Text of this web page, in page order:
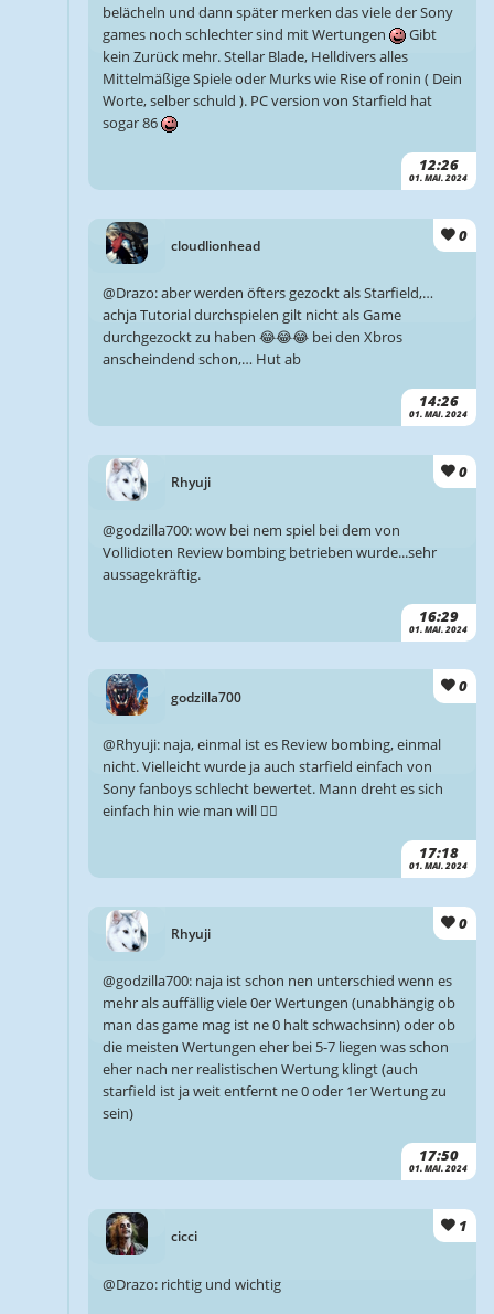
12:26
01. MAI. 2024
belächeln und dann später merken das viele der Sony
games noch schlechter sind mit Wertungen
Gibt
kein Zurück mehr. Stellar Blade, Helldivers alles
Mittelmäßige Spiele oder Murks wie Rise of ronin ( Dein
Worte, selber schuld ). PC version von Starfield hat
sogar 86
cloudlionhead
0
14:26
01. MAI. 2024
@Drazo: aber werden öfters gezockt als Starfield,…
achja Tutorial durchspielen gilt nicht als Game
durchgezockt zu haben 😂😂😂 bei den Xbros
anscheindend schon,… Hut ab
Rhyuji
0
16:29
01. MAI. 2024
@godzilla700: wow bei nem spiel bei dem von
Vollidioten Review bombing betrieben wurde...sehr
aussagekräftig.
godzilla700
0
17:18
01. MAI. 2024
@Rhyuji: naja, einmal ist es Review bombing, einmal
nicht. Vielleicht wurde ja auch starfield einfach von
Sony fanboys schlecht bewertet. Mann dreht es sich
einfach hin wie man will 🤷‍♂️
Rhyuji
0
17:50
01. MAI. 2024
@godzilla700: naja ist schon nen unterschied wenn es
mehr als auffällig viele 0er Wertungen (unabhängig ob
man das game mag ist ne 0 halt schwachsinn) oder ob
die meisten Wertungen eher bei 5-7 liegen was schon
eher nach ner realistischen Wertung klingt (auch
starfield ist ja weit entfernt ne 0 oder 1er Wertung zu
sein)
cicci
1
@Drazo: richtig und wichtig